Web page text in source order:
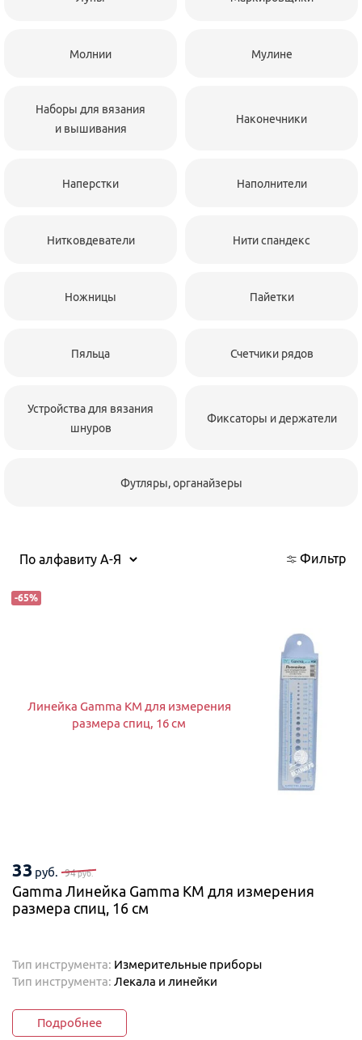
Молнии Мулине
Наборы для вязания
и вышивания
Наконечники
Наперстки Наполнители
Нитковдеватели Нити спандекс
Ножницы Пайетки
Пяльца Счетчики рядов
Устройства для вязания
шнуров
Фиксаторы и держатели
Футляры, органайзеры
Фильтр
-65%
Линейка Gamma KM для измерения
размера спиц, 16 см
33 руб. 94руб.
Gamma Линейка Gamma KM для измерения
размера спиц, 16 см
Тип инструмента: Измерительные приборы
Тип инструмента: Лекала и линейки
Подробнее